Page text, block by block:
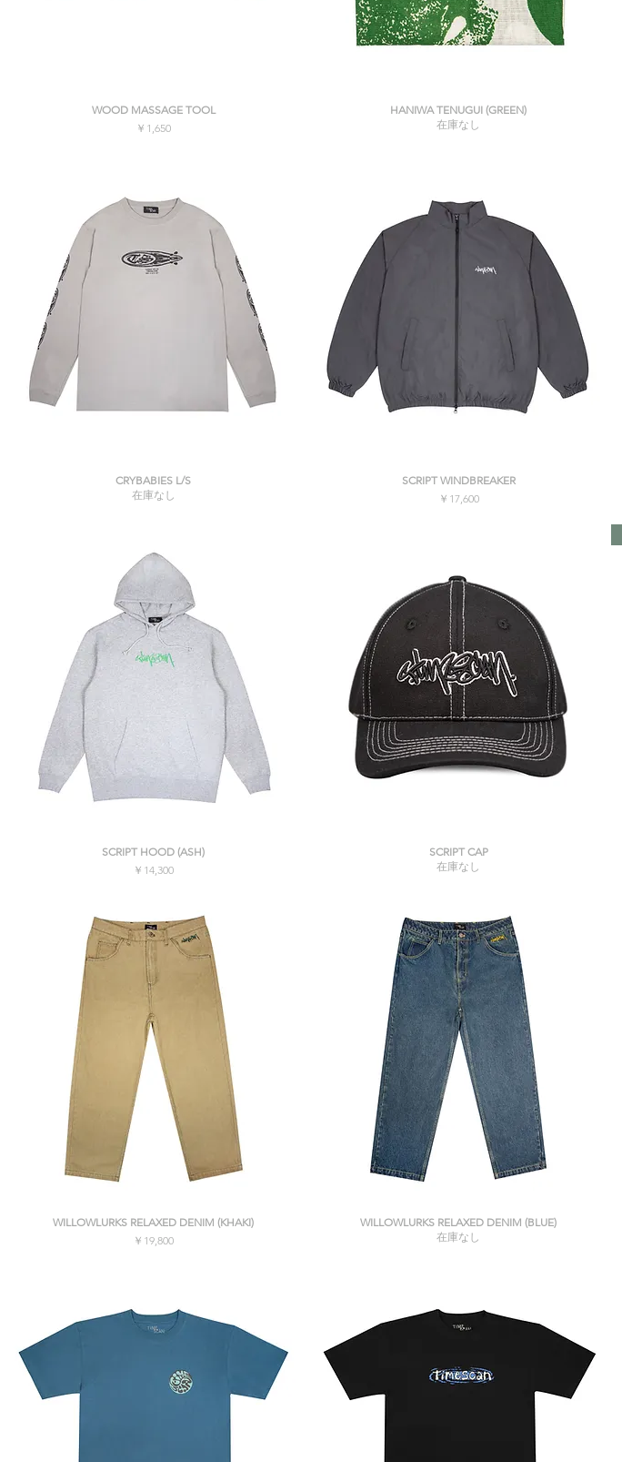
クイックビュー
WOOD MASSAGE TOOL
価格
￥1,650
クイックビュー
HANIWA TENUGUI (GREEN)
在庫なし
クイックビュー
CRYBABIES L/S
在庫なし
クイックビュー
SCRIPT WINDBREAKER
価格
￥17,600
クイックビュー
SCRIPT HOOD (ASH)
価格
￥14,300
クイックビュー
SCRIPT CAP
在庫なし
クイックビュー
WILLOWLURKS RELAXED DENIM (KHAKI)
価格
￥19,800
クイックビュー
WILLOWLURKS RELAXED DENIM (BLUE)
在庫なし